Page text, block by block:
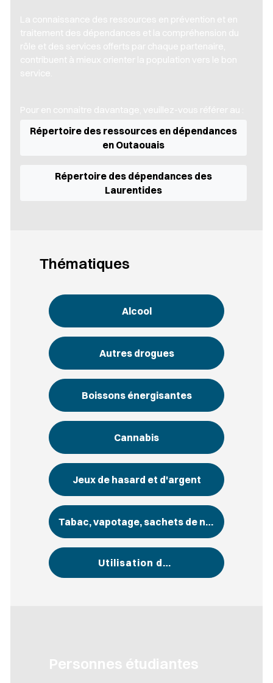
La connaissance des ressources en prévention et en
traitement des dépendances et la compréhension du
rôle et des services offerts par chaque partenaire,
contribuent à mieux orienter la population vers le bon
service.
Pour en connaitre davantage, veuillez-vous référer au :
Répertoire des ressources en dépendances
en Outaouais
Répertoire des dépendances des
Laurentides
Thématiques
Alcool
Autres drogues
Boissons énergisantes
Cannabis
Jeux de hasard et d'argent
Tabac, vapotage, sachets de nicotine
Utilisation des écrans
Personnes étudiantes